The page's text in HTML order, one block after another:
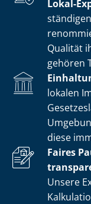
Lokal-
Qualität
gehören
lokalen
diese
Faires
Unsere